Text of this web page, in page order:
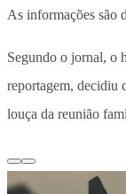
As informações são
Segundo o jornal, o
reportagem, decidiu
louça da reunião